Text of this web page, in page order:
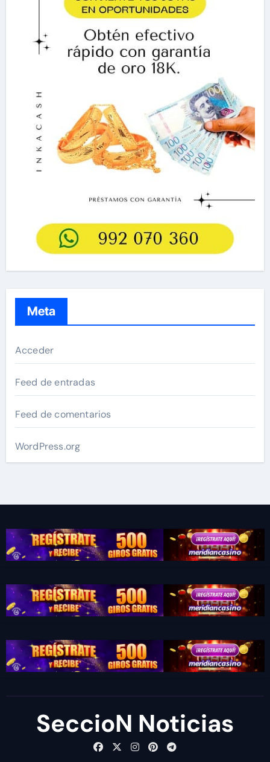
Meta
Acceder
Feed de entradas
Feed de comentarios
WordPress.org
SeccioN Noticias